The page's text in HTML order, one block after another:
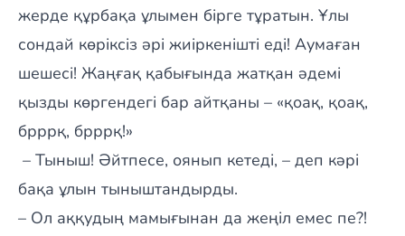
жерде құрбақа ұлымен бірге тұратын. Ұлы
сондай көріксіз әрі жиіркенішті еді! Аумаған
шешесі! Жаңғақ қабығында жатқан әдемі
қызды көргендегі бар айтқаны – «қоақ, қоақ,
брррқ, брррқ!»
– Тыныш! Әйтпесе, оянып кетеді, – деп кәрі
бақа ұлын тыныштандырды.
– Ол аққудың мамығынан да жеңіл емес пе?!